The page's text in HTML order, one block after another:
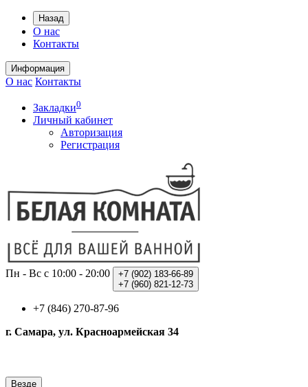
Назад
О нас
Контакты
Информация
О нас Контакты
Закладки0
Личный кабинет
Авторизация
Регистрация
Пн - Вс с 10:00 - 20:00 +7 (902) 183-66-89
+7 (960) 821-12-73
+7 (846) 270-87-96
г. Самара, ул. Красноармейская 34
Везде